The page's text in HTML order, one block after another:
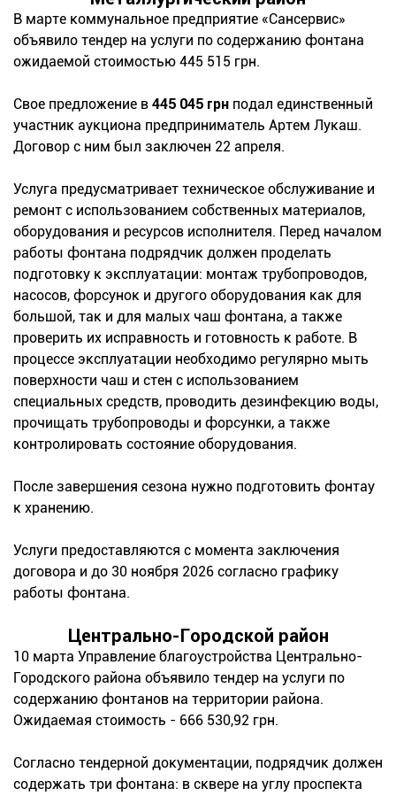
В марте коммунальное предприятие «Сансервис»
объявило тендер на услуги по содержанию фонтана
ожидаемой стоимостью 445 515 грн.
Свое предложение в 445 045 грн подал единственный
участник аукциона предприниматель Артем Лукаш.
Договор с ним был заключен 22 апреля.
Услуга предусматривает техническое обслуживание и
ремонт с использованием собственных материалов,
оборудования и ресурсов исполнителя. Перед началом
работы фонтана подрядчик должен проделать
подготовку к эксплуатации: монтаж трубопроводов,
насосов, форсунок и другого оборудования как для
большой, так и для малых чаш фонтана, а также
проверить их исправность и готовность к работе. В
процессе эксплуатации необходимо регулярно мыть
поверхности чаш и стен с использованием
специальных средств, проводить дезинфекцию воды,
прочищать трубопроводы и форсунки, а также
контролировать состояние оборудования.
После завершения сезона нужно подготовить фонтау
к хранению.
Услуги предоставляются с момента заключения
договора и до 30 ноября 2026 согласно графику
работы фонтана.
Центрально-Городской район
10 марта Управление благоустройства Центрально-
Городского района объявило тендер на услуги по
содержанию фонтанов на территории района.
Ожидаемая стоимость - 666 530,92 грн.
Согласно тендерной документации, подрядчик должен
содержать три фонтана: в сквере на углу проспекта